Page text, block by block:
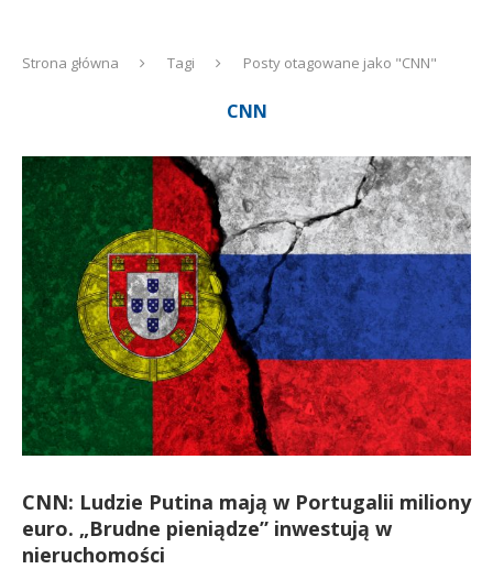
Strona główna Tagi Posty otagowane jako "CNN"
CNN
CNN: Ludzie Putina mają w Portugalii miliony
euro. „Brudne pieniądze” inwestują w
nieruchomości